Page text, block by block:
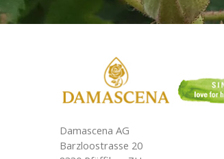
Damascena AG
Barzloostrasse 20